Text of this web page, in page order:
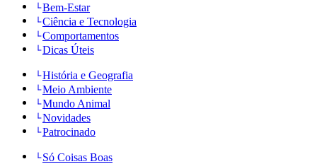
Bem-Estar
Ciência e Tecnologia
Comportamentos
Dicas Úteis
História e Geografia
Meio Ambiente
Mundo Animal
Novidades
Patrocinado
Só Coisas Boas